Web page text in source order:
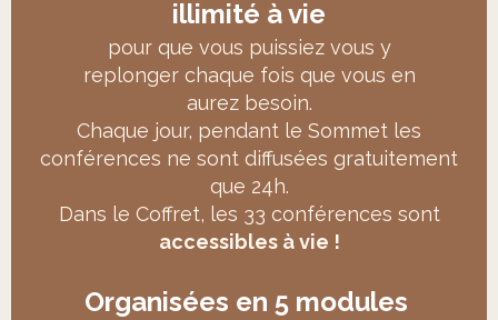
illimité à vie
pour que vous puissiez vous y
replonger chaque fois que vous en
aurez besoin.
Chaque jour, pendant le Sommet les
conférences ne sont diffusées gratuitement
que 24h.
Dans le Coffret, les 33 conférences sont
accessibles à vie !
Organisées en 5 modules